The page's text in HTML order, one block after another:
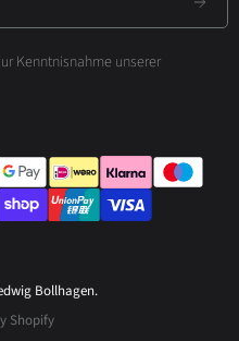
Kenntnisnahme unserer
Bollhagen.
Shopify